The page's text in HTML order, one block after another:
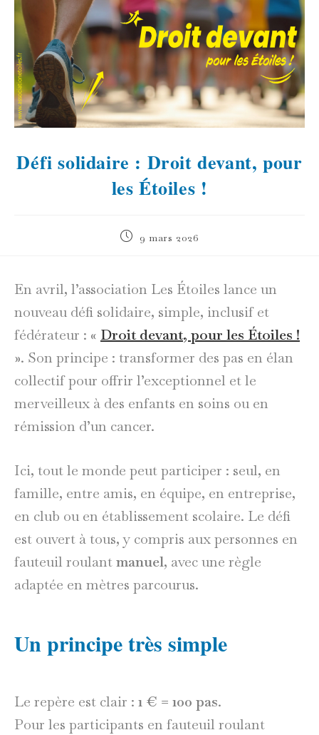
Défi solidaire : Droit devant, pour
les Étoiles !
Publication
9 mars 2026
En avril, l’association Les Étoiles lance un
nouveau défi solidaire, simple, inclusif et
fédérateur : « Droit devant, pour les Étoiles !
». Son principe : transformer des pas en élan
collectif pour offrir l’exceptionnel et le
merveilleux à des enfants en soins ou en
rémission d’un cancer.
Ici, tout le monde peut participer : seul, en
famille, entre amis, en équipe, en entreprise,
en club ou en établissement scolaire. Le défi
est ouvert à tous, y compris aux personnes en
fauteuil roulantmanuel, avec une règle
adaptée en mètres parcourus.
Un principe très simple
Le repère est clair : 1 € = 100 pas.
Pour les participants en fauteuil roulant